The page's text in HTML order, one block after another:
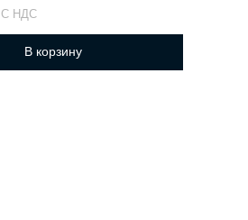
С НДС
В корзину